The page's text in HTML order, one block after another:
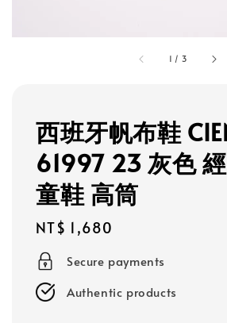
1 / 3
西班牙帆布鞋
61997 23 灰色
童鞋 高筒
Regular
price
NT$ 1,680
Secure payments
Authentic products